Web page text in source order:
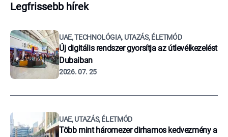
Legfrissebb hírek
UAE, TECHNOLÓGIA, UTAZÁS, ÉLETMÓD
Új digitális rendszer gyorsítja az útlevélkezelést
Dubaiban
2026. 07. 25
UAE, UTAZÁS, ÉLETMÓD
Több mint háromezer dirhamos kedvezmény a